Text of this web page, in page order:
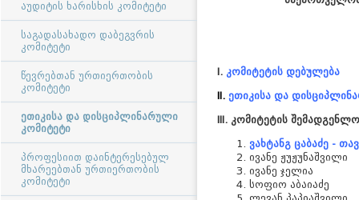
აუდიტის ხარისხის კომიტეტი
საგადასახადო დაბეგვრის
კომიტეტი
წევრებთან ურთიერთობის
კომიტეტი
ეთიკისა და დისციპლინარული
კომიტეტი
პროფესიით დაინტერესებულ
მხარეებთან ურთიერთობის
კომიტეტი
I. კომიტეტის დებულება
II. ეთიკისა და
III. კომიტეტის
ვახტანგ ცაბაძე -
ივანე ჟუჟუნაშვილი
ივანე ჯელია
სოფიო აბაიაძე